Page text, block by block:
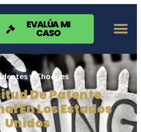
EVALÚA MI
CASO
y Choques
De Patente
En Los Estados
Unidos